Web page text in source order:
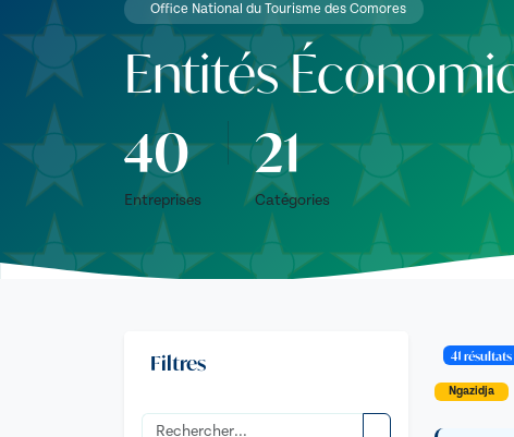
Office National du Tourisme des Comores
Entités
40
Entreprises
21
Catégories
Filtres 41 résultats
Ngazidja